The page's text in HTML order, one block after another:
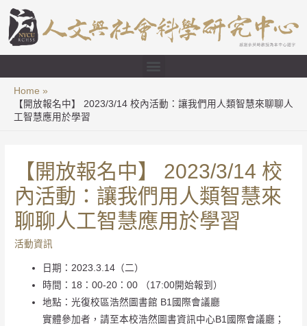
Home
【開放報名中】 2023/3/14 校內活動：讓我們用人類智慧來聊聊人
工智慧應用於學習
【開放報名中】 2023/3/14 校
內活動：讓我們用人類智慧來
聊聊人工智慧應用於學習
活動資訊
日期：2023.3.14（二）
時間：18：00-20：00 （17:00開始報到）
地點：光復校區浩然圖書館 B1國際會議廳
實體參加者，請至本校浩然圖書資訊中心B1國際會議廳；